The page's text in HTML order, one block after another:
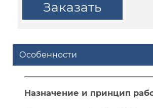
Заказать
Особенности
Назначение и принцип